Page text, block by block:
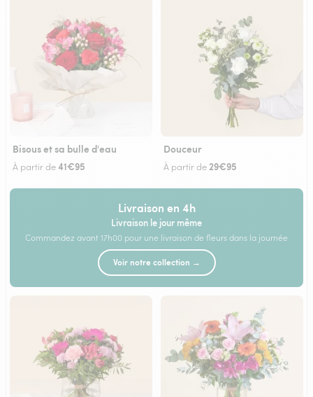
Bisous et sa bulle d'eau
À partir de41€95
Douceur
À partir de 29€95
Livraison en 4h
Livraison le jour même
Commandez avant 17h00 pour une livraison de fleurs dans la journée
Voir notre collection →